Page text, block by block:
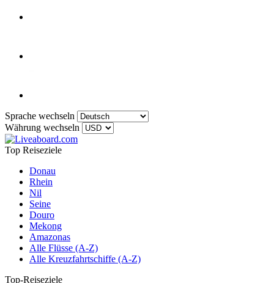
Sprache wechseln
Währung wechseln
Top Reiseziele
Donau
Rhein
Nil
Seine
Douro
Mekong
Amazonas
Alle Flüsse (A-Z)
Alle Kreuzfahrtschiffe (A-Z)
Top-Reiseziele